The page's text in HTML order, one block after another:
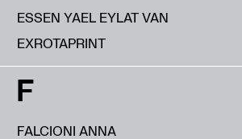
ESSEN YAEL EYLAT VAN
EXROTAPRINT
F
FALCIONI ANNA